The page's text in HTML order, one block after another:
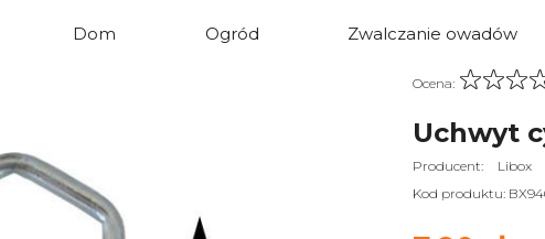
Dom Ogród Zwalczanie owadów
Ocena:
Uchwyt
Producent:
Libox
Kod produktu: